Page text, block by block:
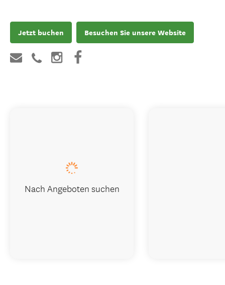
Jetzt buchen Besuchen Sie unsere Website
Nach Angeboten suchen